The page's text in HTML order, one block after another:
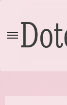
content